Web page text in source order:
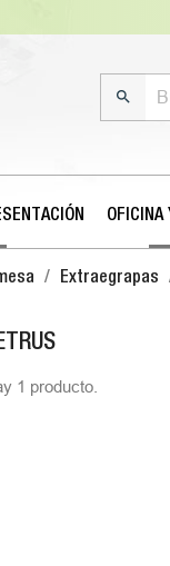

OFICINA
Extraegrapas
1 producto.